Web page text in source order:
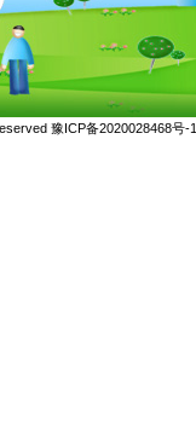
豫ICP备2020028468号-1